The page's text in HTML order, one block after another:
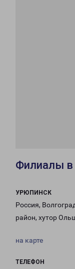
Филиалы в
УРЮПИНСК
Россия,
район, хутор
на карте
ТЕЛЕФОН